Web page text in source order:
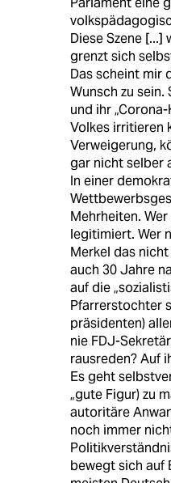
Diese Szene
grenzt sich
Das scheint mir
Wunsch zu sein.
und ihr
Volkes irritieren
Verweigerung,
gar nicht selber
In einer
Mehrheiten.
legitimiert. Wer
Merkel das
auch 30 Jahre
auf die
Pfarrerstochter
präsidenten)
nie FDJ-
rausreden? Auf
Es geht
„gute Figur) zu
autoritäre
noch immer
bewegt sich auf